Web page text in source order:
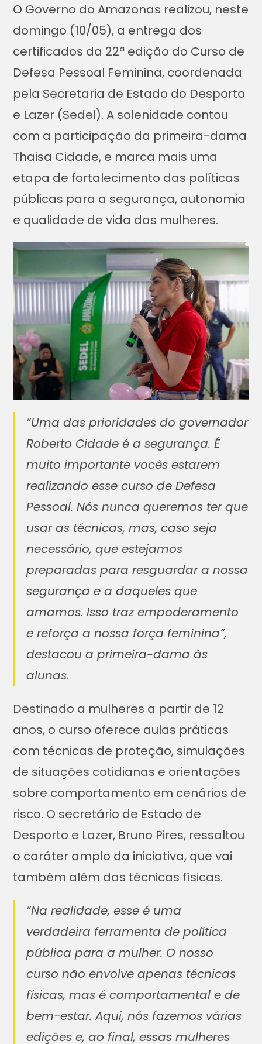
O Governo do Amazonas realizou, neste
domingo (10/05), a entrega dos
certificados da 22ª edição do Curso de
Defesa Pessoal Feminina, coordenada
pela Secretaria de Estado do Desporto
e Lazer (Sedel). A solenidade contou
com a participação da primeira-dama
Thaisa Cidade, e marca mais uma
etapa de fortalecimento das políticas
públicas para a segurança, autonomia
e qualidade de vida das mulheres.
“Uma das prioridades do governador
Roberto Cidade é a segurança. É
muito importante vocês estarem
realizando esse curso de Defesa
Pessoal. Nós nunca queremos ter que
usar as técnicas, mas, caso seja
necessário, que estejamos
preparadas para resguardar a nossa
segurança e a daqueles que
amamos. Isso traz empoderamento
e reforça a nossa força feminina”,
destacou a primeira-dama às
alunas.
Destinado a mulheres a partir de 12
anos, o curso oferece aulas práticas
com técnicas de proteção, simulações
de situações cotidianas e orientações
sobre comportamento em cenários de
risco. O secretário de Estado de
Desporto e Lazer, Bruno Pires, ressaltou
o caráter amplo da iniciativa, que vai
também além das técnicas físicas.
“Na realidade, esse é uma
verdadeira ferramenta de política
pública para a mulher. O nosso
curso não envolve apenas técnicas
físicas, mas é comportamental e de
bem-estar. Aqui, nós fazemos várias
edições e, ao final, essas mulheres